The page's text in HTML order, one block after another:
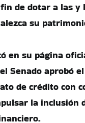
de dotar a las
su
en su página
Senado aprobó
de crédito con
la inclusión